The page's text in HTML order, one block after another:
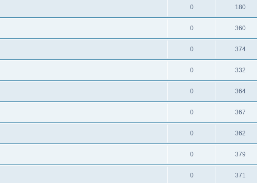
0 180
0 360
0 374
0 332
0 364
0 367
0 362
0 379
0 371